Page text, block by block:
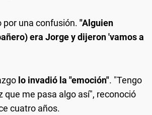
por una confusión. "Alguien
era Jorge y dijeron 'vamos a
lo invadió la "emoción". "Tengo
que me pasa algo así", reconoció
cuatro años.